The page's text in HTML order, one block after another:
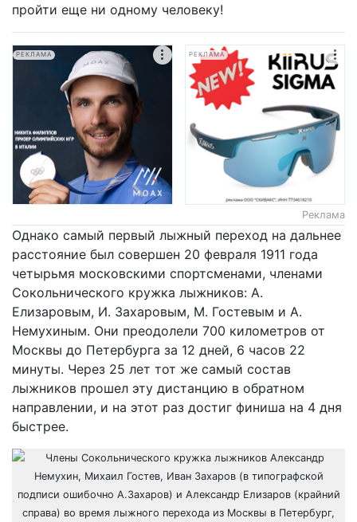
пройти еще ни одному человеку!
РЕКЛАМА РЕКЛАМА
Реклама
Однако самый первый лыжный переход на дальнее
расстояние был совершен 20 февраля 1911 года
четырьмя московскими спортсменами, членами
Сокольнического кружка лыжников: А.
Елизаровым, И. Захаровым, М. Гостевым и А.
Немухиным. Они преодолели 700 километров от
Москвы до Петербурга за 12 дней, 6 часов 22
минуты. Через 25 лет тот же самый состав
лыжников прошел эту дистанцию в обратном
направлении, и на этот раз достиг финиша на 4 дня
быстрее.